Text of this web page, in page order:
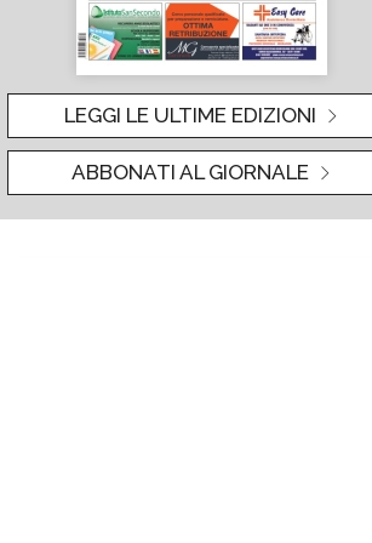
LEGGI LE ULTIME EDIZIONI
ABBONATI AL GIORNALE